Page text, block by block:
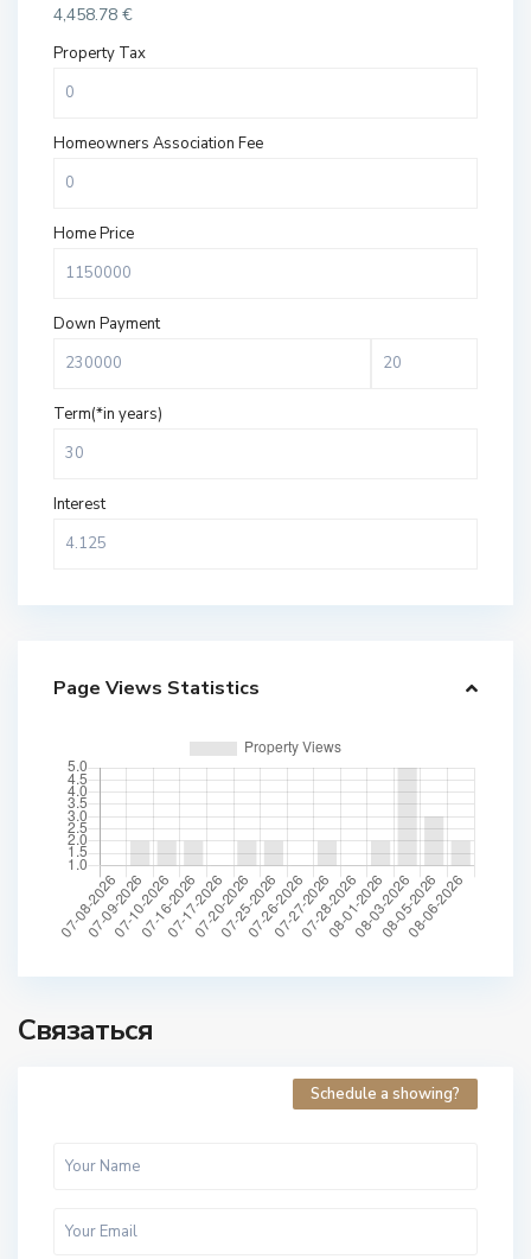
4,458.78 €
Property Tax
Homeowners Association Fee
Home Price
Down Payment
Term(*in years)
Interest
Page Views Statistics
Связаться
Schedule a showing?